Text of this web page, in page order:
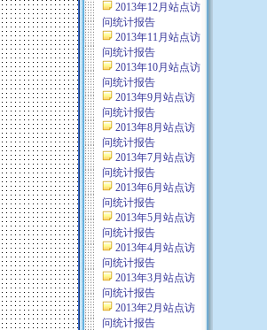
2013年12月站点访
问统计报告
2013年11月站点访
问统计报告
2013年10月站点访
问统计报告
2013年9月站点访
问统计报告
2013年8月站点访
问统计报告
2013年7月站点访
问统计报告
2013年6月站点访
问统计报告
2013年5月站点访
问统计报告
2013年4月站点访
问统计报告
2013年3月站点访
问统计报告
2013年2月站点访
问统计报告